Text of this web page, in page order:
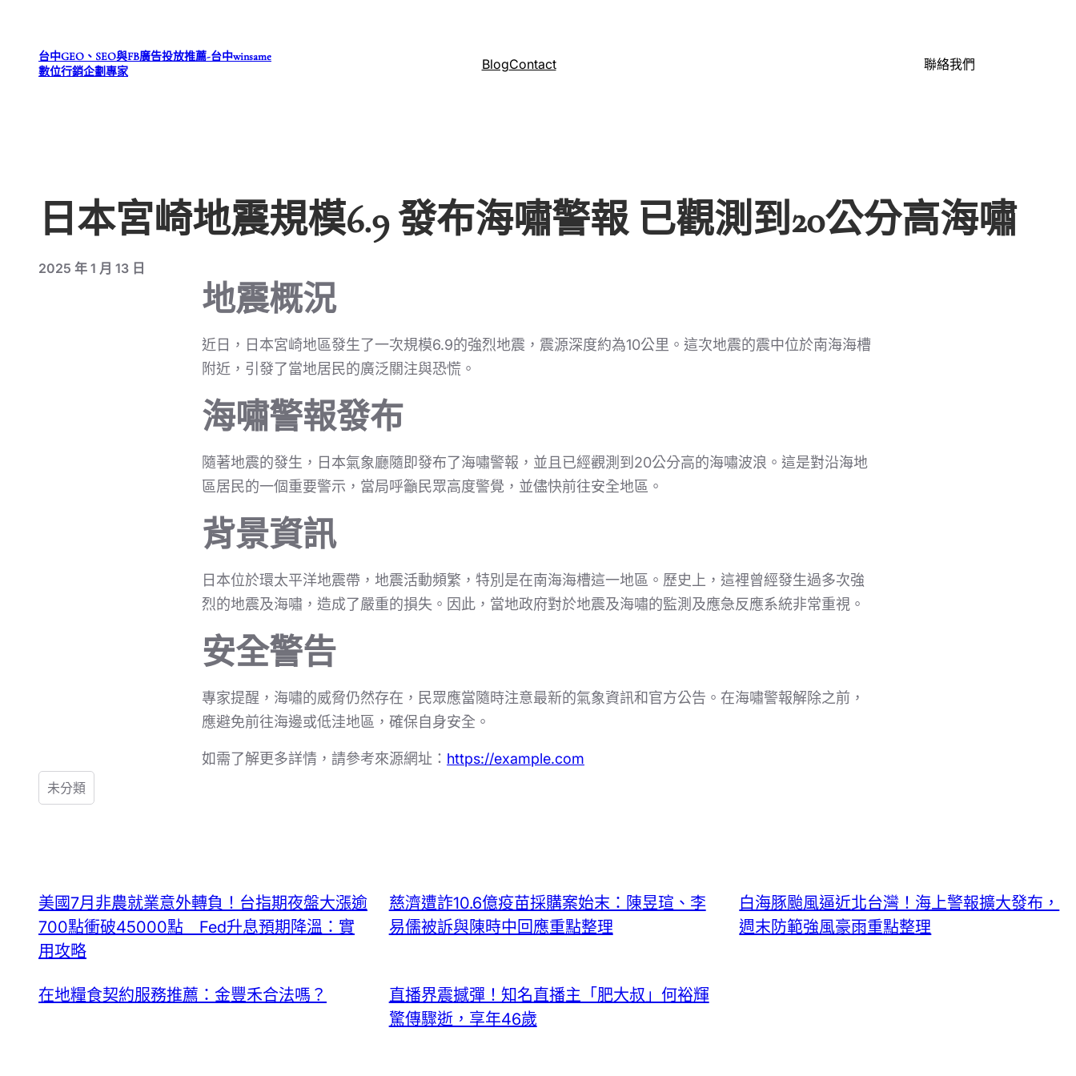
台中GEO、SEO與FB廣告投放推薦-台中winsame
數位行銷企劃專家
BlogContact 聯絡我們
日本宮崎地震規模6.9 發布海嘯警報 已觀測到20公分高海嘯
2025 年 1 月 13 日
地震概況
近日，日本宮崎地區發生了一次規模6.9的強烈地震，震源深度約為10公里。這次地震的震中位於南海海槽
附近，引發了當地居民的廣泛關注與恐慌。
海嘯警報發布
隨著地震的發生，日本氣象廳隨即發布了海嘯警報，並且已經觀測到20公分高的海嘯波浪。這是對沿海地
區居民的一個重要警示，當局呼籲民眾高度警覺，並儘快前往安全地區。
背景資訊
日本位於環太平洋地震帶，地震活動頻繁，特別是在南海海槽這一地區。歷史上，這裡曾經發生過多次強
烈的地震及海嘯，造成了嚴重的損失。因此，當地政府對於地震及海嘯的監測及應急反應系統非常重視。
安全警告
專家提醒，海嘯的威脅仍然存在，民眾應當隨時注意最新的氣象資訊和官方公告。在海嘯警報解除之前，
應避免前往海邊或低洼地區，確保自身安全。
如需了解更多詳情，請參考來源網址： https://example.com
未分類
美國7月非農就業意外轉負！台指期夜盤大漲逾
700點衝破45000點 Fed升息預期降溫：實
用攻略
慈濟遭詐10.6億疫苗採購案始末：陳昱瑄、李
易儒被訴與陳時中回應重點整理
白海豚颱風逼近北台灣！海上警報擴大發布，
週末防範強風豪雨重點整理
在地糧食契約服務推薦：金豐禾合法嗎？
直播界震撼彈！知名直播主「肥大叔」何裕輝
驚傳驟逝，享年46歲